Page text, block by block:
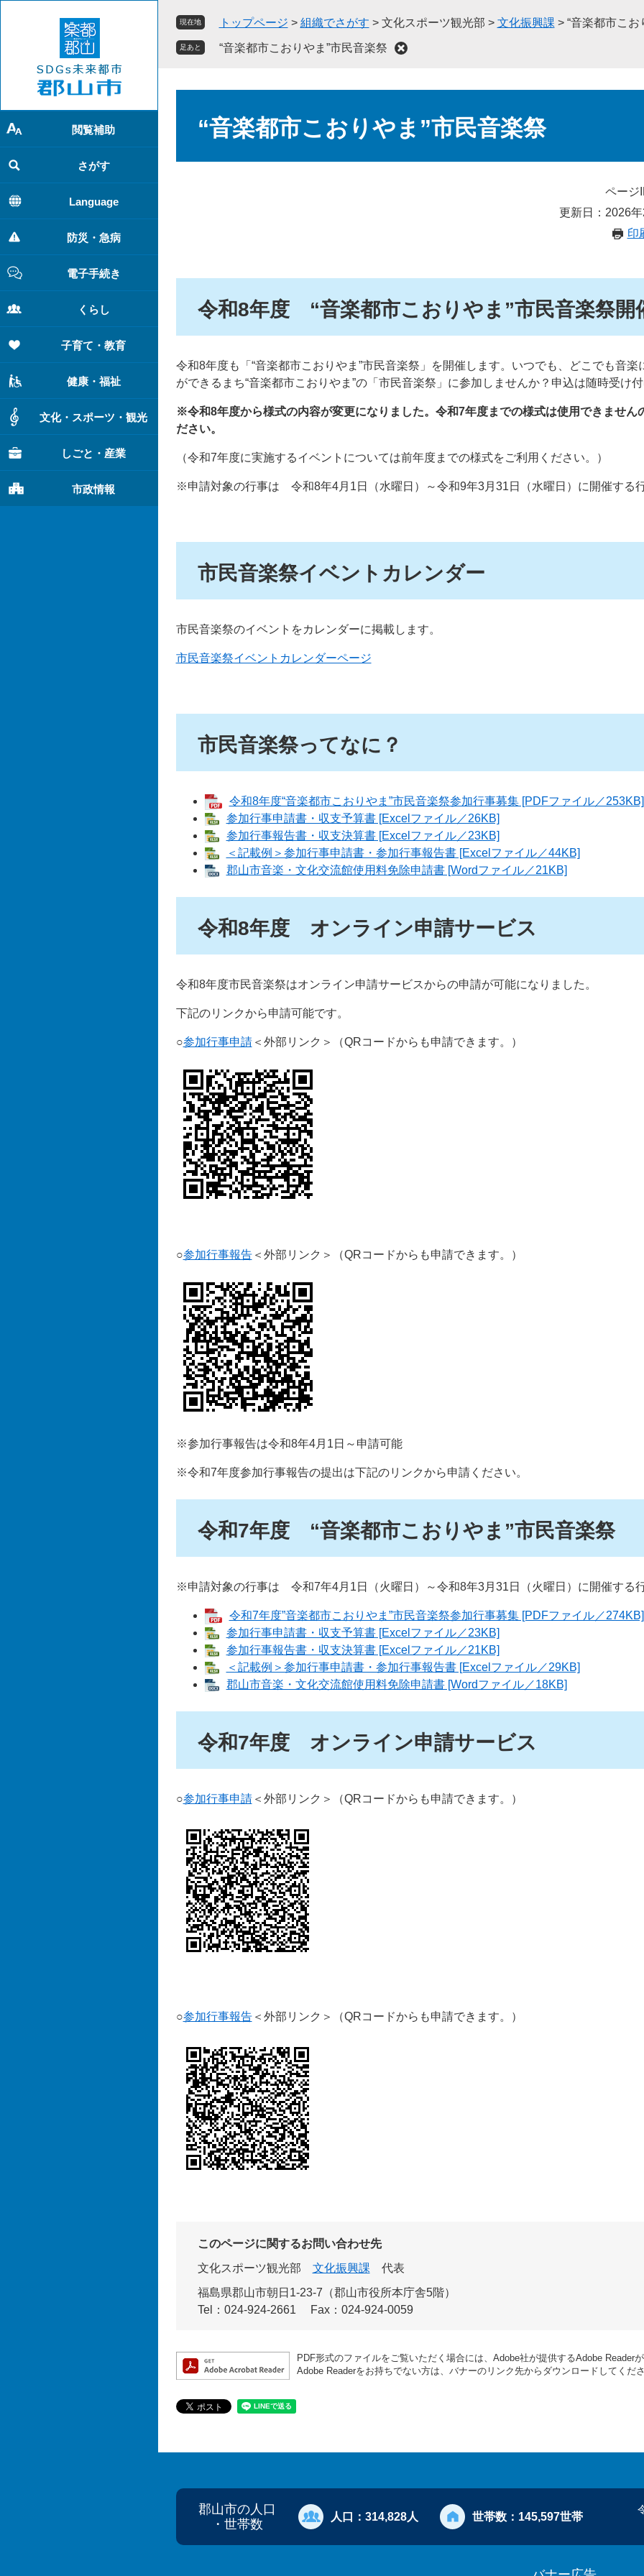
で
す
。
ば
し
て
本
文
へ
閲覧補助
さがす
Language
防災・急病
電子手続き
くらし
子育て・教育
健康・福祉
文化・スポーツ・観光
しごと・産業
市政情報
現在地 トップページ > 組織でさがす > 文化スポーツ観光部 > 文化振興課 > “音楽都市こお
足あと “音楽都市こおりやま”市民音楽祭
“音楽都市こおりやま”市民音楽祭
ページ
更新日：2026
印
令和8年度 “音楽都市こおりやま”市民音楽祭開
令和8年度も「“音楽都市こおりやま”市民音楽祭」を開催します。いつでも、どこでも音楽
ができるまち“音楽都市こおりやま”の「市民音楽祭」に参加しませんか？申込は随時受け付
※令和8年度から様式の内容が変更になりました。令和7年度までの様式は使用できません
ださい。
（令和7年度に実施するイベントについては前年度までの様式をご利用ください。）
※申請対象の行事は 令和8年4月1日（水曜日）～令和9年3月31日（水曜日）に開催する行
市民音楽祭イベントカレンダー
市民音楽祭のイベントをカレンダーに掲載します。
市民音楽祭イベントカレンダーページ
市民音楽祭ってなに？
令和8年度“音楽都市こおりやま”市民音楽祭参加行事募集 [PDFファイル／253KB]
参加行事申請書・収支予算書 [Excelファイル／26KB]
参加行事報告書・収支決算書 [Excelファイル／23KB]
＜記載例＞参加行事申請書・参加行事報告書 [Excelファイル／44KB]
郡山市音楽・文化交流館使用料免除申請書 [Wordファイル／21KB]
令和8年度 オンライン申請サービス
令和8年度市民音楽祭はオンライン申請サービスからの申請が可能になりました。
下記のリンクから申請可能です。
○参加行事申請＜外部リンク＞ （QRコードからも申請できます。）​
○参加行事報告＜外部リンク＞ （QRコードからも申請できます。）​
※参加行事報告は令和8年4月1日～申請可能
※令和7年度参加行事報告の提出は下記のリンクから申請ください。
令和7年度 “音楽都市こおりやま”市民音楽祭
※申請対象の行事は 令和7年4月1日（火曜日）～令和8年3月31日（火曜日）に開催する行
令和7年度”音楽都市こおりやま”市民音楽祭参加行事募集 [PDFファイル／274KB]
参加行事申請書・収支予算書 [Excelファイル／23KB]
参加行事報告書・収支決算書 [Excelファイル／21KB]
＜記載例＞参加行事申請書・参加行事報告書 [Excelファイル／29KB]
郡山市音楽・文化交流館使用料免除申請書 [Wordファイル／18KB]
令和7年度 オンライン申請サービス
○参加行事申請＜外部リンク＞ （QRコードからも申請できます。）
○参加行事報告＜外部リンク＞ （QRコードからも申請できます。）
このページに関するお問い合わせ先
文化スポーツ観光部
文化振興課
代表
福島県郡山市朝日1-23-7（郡山市役所本庁舎5階）
Tel：024-924-2661
Fax：024-924-0059
PDF形式のファイルをご覧いただく場合には、Adobe社が提供するAdobe Readerが
Adobe Readerをお持ちでない方は、バナーのリンク先からダウンロードしてくださ
郡山市の人口
・世帯数
人口： 314,828人 世帯数： 145,597世帯